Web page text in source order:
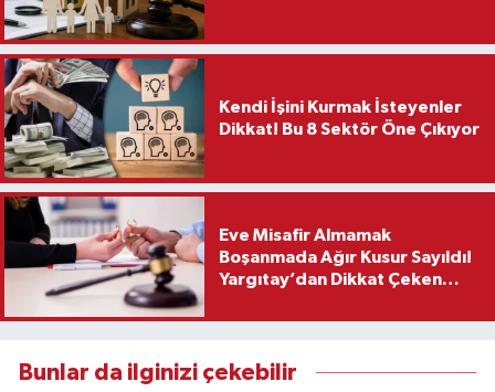
Kendi İşini Kurmak İsteyenler
Dikkat! Bu 8 Sektör Öne Çıkıyor
Eve Misafir Almamak
Boşanmada Ağır Kusur Sayıldı!
Yargıtay’dan Dikkat Çeken
Bunlar da ilginizi çekebilir